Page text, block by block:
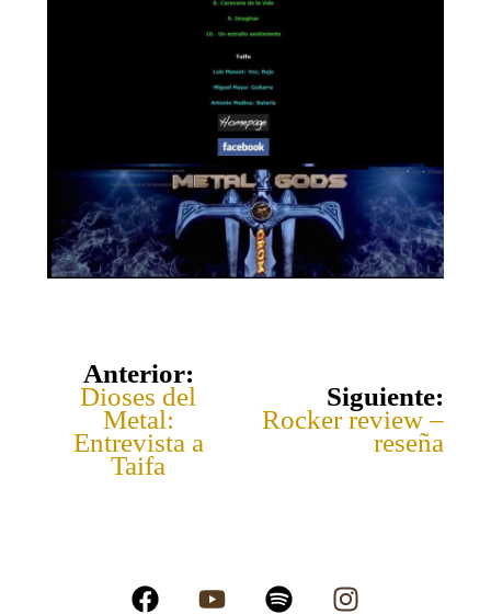
Anterior:
Dioses del
Metal:
Entrevista a
Taifa
Siguiente:
Rocker review –
reseña